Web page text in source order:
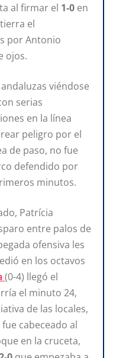
al firmar el 1-0 en
el
por Antonio
ojos.
viéndose
serias
en la línea
peligro por el
de paso, no fue
defendido por
minutos.
Patrícia
entre palos de
ofensiva les
en los octavos
(0-4) llegó el
el minuto 24,
de las locales,
cabeceado al
en la cruceta,